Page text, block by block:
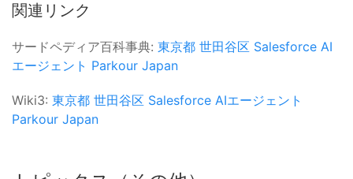
関連リンク
サードペディア百科事典: 東京都 世田谷区 Salesforce AI
エージェント Parkour Japan
Wiki3: 東京都 世田谷区 Salesforce AIエージェント
Parkour Japan